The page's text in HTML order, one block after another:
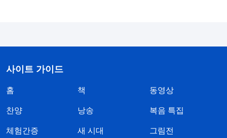
니까? 생각해 보면, 리더가 사역을 촉박하게 점검하
거두기 위한 것이었습니다. 저는 모두 하나님으로부
터 받아들이고, 전력을 다해 협력해야 했습니다. 이
사이트 가이드
홈 책 동영상
찬양 낭송 복음 특집
체험간증 새 시대 그림전